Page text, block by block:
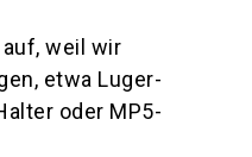
weil wir
etwa Luger-
oder MP5-